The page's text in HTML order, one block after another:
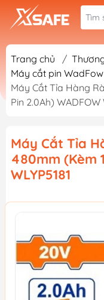
Trang chủ /
Máy cắt pin WadFow
Máy Cắt Tỉa Hàng
Pin 2.0Ah) WADFOW
Máy Cắt Tỉa
480mm (Kèm
WLYP5181